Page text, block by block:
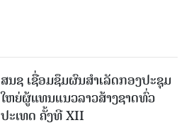
ສນຊ ເຊື່ອມຊຶມຜົນສໍາເລັດກອງປະຊຸມ
ໃຫຍ່ຜູ້ແທນແນວລາວສ້າງຊາດທົ່ວ
ປະເທດ ຄັ້ງທີ XII